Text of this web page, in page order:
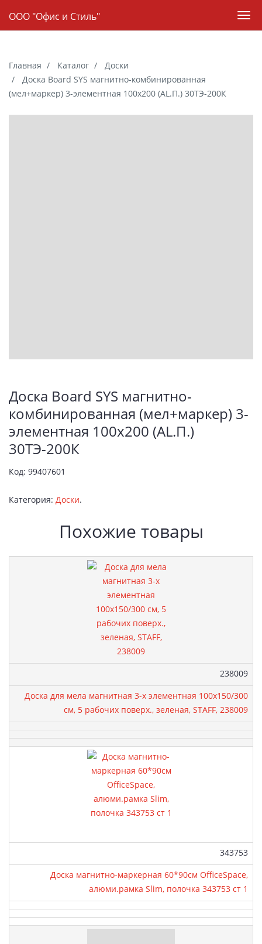
content
Навигация
ООО "Офис и Стиль"
Главная Каталог
Доски
Доска Board SYS магнитно-комбинированная
(мел+маркер) 3-элементная 100х200 (AL.П.) 30ТЭ-200К
Доска Board SYS магнитно-
комбинированная (мел+маркер) 3-
элементная 100х200 (AL.П.)
30ТЭ-200К
Код: 99407601
Категория: Доски.
Похожие товары
Артикул:
238009
Доска для мела магнитная 3-х элементная 100х150/300
см, 5 рабочих поверх., зеленая, STAFF, 238009
Артикул:
343753
Доска магнитно-маркерная 60*90см OfficeSpace,
алюми.рамка Slim, полочка 343753 ст 1